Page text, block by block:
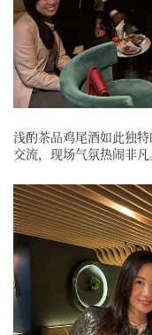
浅酌茶品鸡尾酒如此独
交流，现场气氛热闹非凡